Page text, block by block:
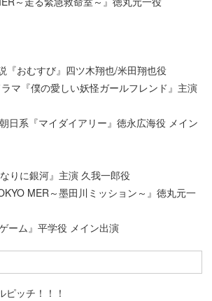
『おむすび』四ツ木翔也/米田翔也役
マ『僕の愛しい妖怪ガールフレンド』主演
日系『マイダイアリー』徳永広海役 メイン
りに銀河』主演 久我一郎役
MER～墨田川ミッション～』徳丸元一
ーム』平学役 メイン出演
ピッチ！！！